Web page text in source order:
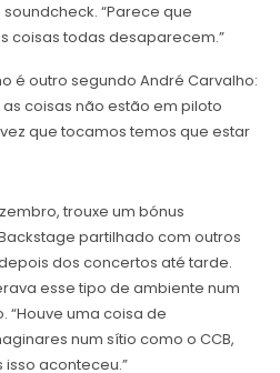
“Parece que
coisas todas desaparecem.”
é outro segundo André Carvalho:
as coisas não estão em piloto
que tocamos temos que estar
trouxe um bónus
partilhado com outros
dos concertos até tarde.
esse tipo de ambiente num
uma coisa de
num sítio como o CCB,
aconteceu.”